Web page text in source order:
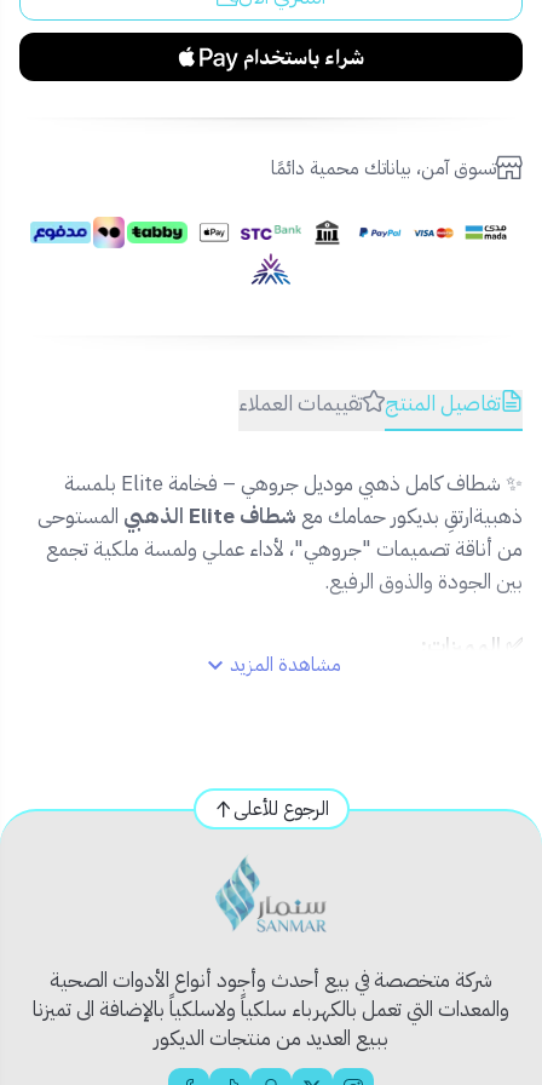
تسوق آمن، بياناتك محمية دائمًا
تفاصيل المنتج تقييمات العملاء
✨ شطاف كامل ذهبي موديل جروهي – فخامة Elite بلمسة
ذهبيةارتقِ بديكور حمامك مع شطاف Elite الذهبي
المستوحى
من أناقة تصميمات "جروهي"، لأداء عملي ولمسة ملكية تجمع
بين الجودة والذوق الرفيع.
✅ المميزات:
🔘 زر ضغط مريح بقبضة مريحة
🧲 قاعدة تثبيت مصممة لتوفير ثبات مثالي
🔩 سهل التركيب ومتوافق مع جميع توصيلات المياه
لي مرن بنفس اللون
قاعدة تثبيت جدارية متناسقة
جميع الإكسسوارات اللازمة للتركيب
مشاهدة المزيد
الرجوع للأعلى
شركة متخصصة في بيع أحدث وأجود أنواع الأدوات الصحية
والمعدات التي تعمل بالكهرباء سلكياً ولاسلكياً بالإضافة الى تميزنا
ببيع العديد من منتجات الديكور